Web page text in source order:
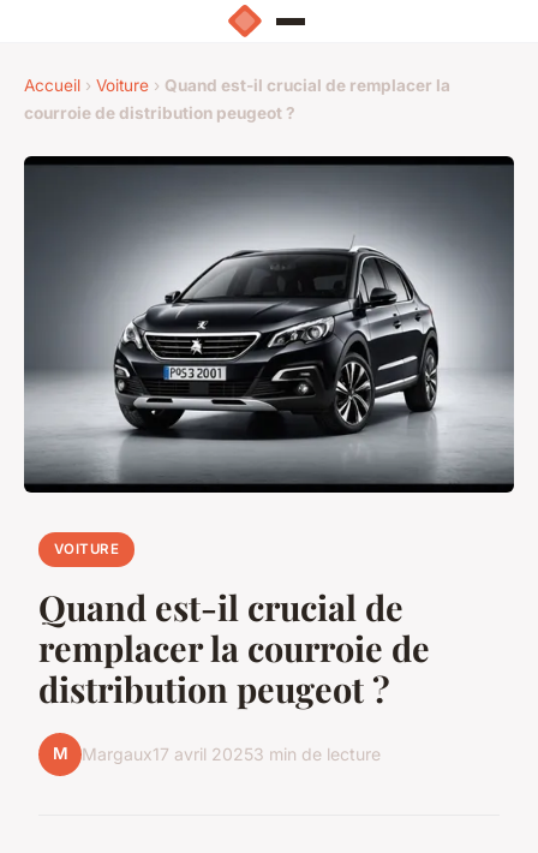
Accueil › Voiture › Quand est-il crucial de remplacer la
courroie de distribution peugeot ?
VOITURE
Quand est-il crucial de
remplacer la courroie de
distribution peugeot ?
M Margaux17 avril 20253 min de lecture